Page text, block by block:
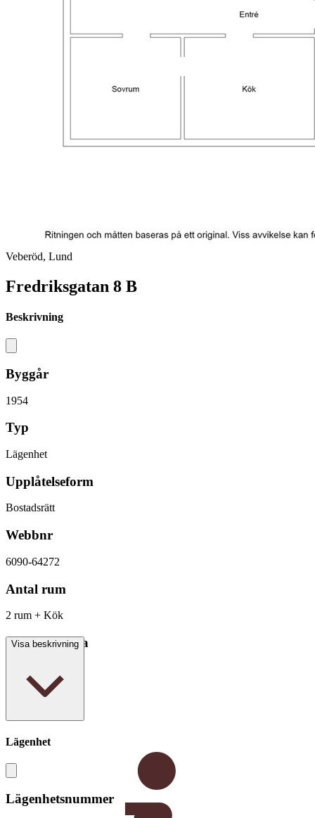
Veberöd, Lund
Fredriksgatan 8 B
Beskrivning
Byggår
1954
Typ
Lägenhet
Upplåtelseform
Bostadsrätt
Webbnr
6090-64272
Antal rum
2 rum + Kök
Boarea/Biarea
Visa beskrivning
Lägenhet
Lägenhetsnummer